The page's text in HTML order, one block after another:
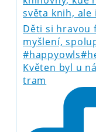
Květen byl u
tram